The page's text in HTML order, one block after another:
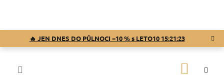
🔥 JEN DNES DO PŮLNOCI −10 % s LETO10 15:21:22